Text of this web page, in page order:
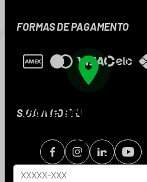
FORMAS DE PAGAMENTO
SIGA A MOTTU
Digite seu CEP e veja
os produtos da sua